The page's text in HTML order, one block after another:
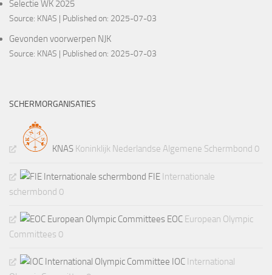
Selectie WK 2025
Source: KNAS Published on: 2025-07-03
Gevonden voorwerpen NJK
Source: KNAS Published on: 2025-07-03
SCHERMORGANISATIES
KNAS Koninklijk Nederlandse Algemene Schermbond 0
FIE Internationale
schermbond 0
EOC European Olympic
Committees 0
IOC International